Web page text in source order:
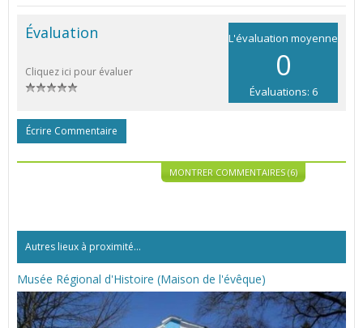
L'évaluation moyenne
0
Évaluations: 6
Évaluation
Cliquez ici pour évaluer
Écrire Commentaire
MONTRER COMMENTAIRES (6)
Autres lieux à proximité...
Musée Régional d'Histoire (Maison de l'évêque)